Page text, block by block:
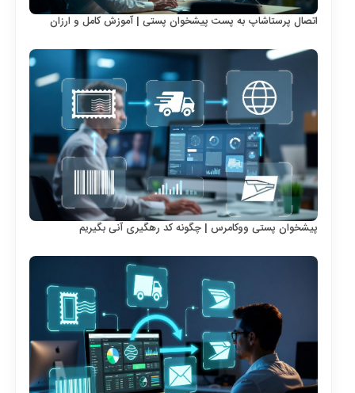
اتصال پرستاشاپ به پست پیشخوان پستی | آموزش کامل و ارزان
پیشخوان پستی ووکامرس | چگونه کد رهگیری آنی بگیریم